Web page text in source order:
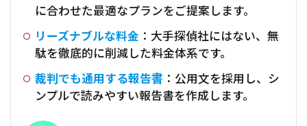
に合わせた最適なプランをご提案します。
リーズナブルな料金 ：大手探偵社にはない、無
駄を徹底的に削減した料金体系です。
裁判でも通用する報告書 ：公用文を採用し、シ
ンプルで読みやすい報告書を作成します。